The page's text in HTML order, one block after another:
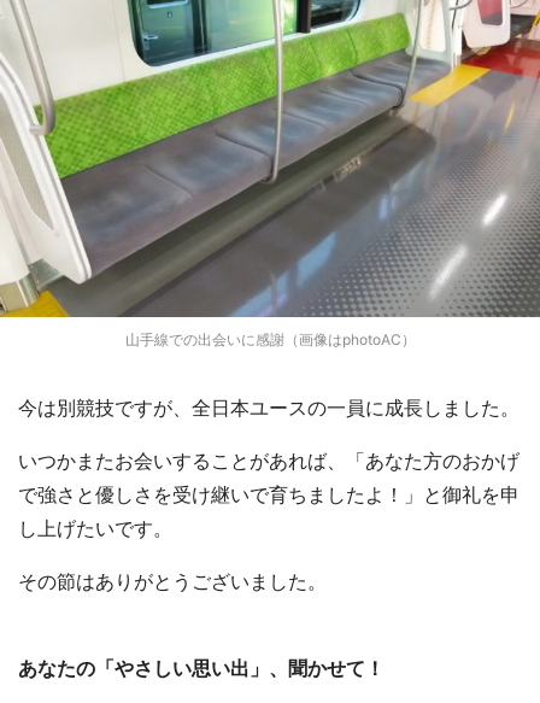
山手線での出会いに感謝（画像はphotoAC）
今は別競技ですが、全日本ユースの一員に成長しました。
いつかまたお会いすることがあれば、「あなた方のおかげ
で強さと優しさを受け継いで育ちましたよ！」と御礼を申
し上げたいです。
その節はありがとうございました。
あなたの「やさしい思い出」、聞かせて！